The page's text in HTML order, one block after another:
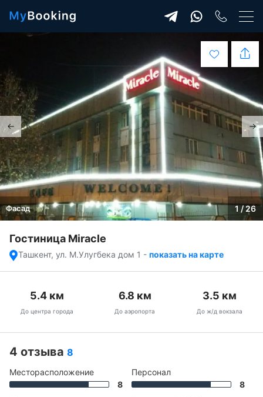
Фасад 1 / 26
Гостиница Miracle
Ташкент, ул. М.Улугбека дом 1 - показать на карте
5.4 км
До центра города
6.8 км
До аэропорта
3.5 км
До ж/д вокзала
4 отзыва 8
Месторасположение
8
Персонал
8